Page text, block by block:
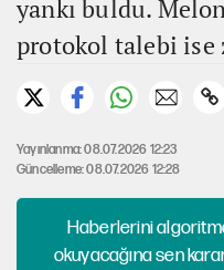
yankı buldu.
protokol talebi ise
Yayınlanma: 08.07.2026 12:23
Güncelleme: 08.07.2026 12:28
Haberlerini
okuyacağına sen